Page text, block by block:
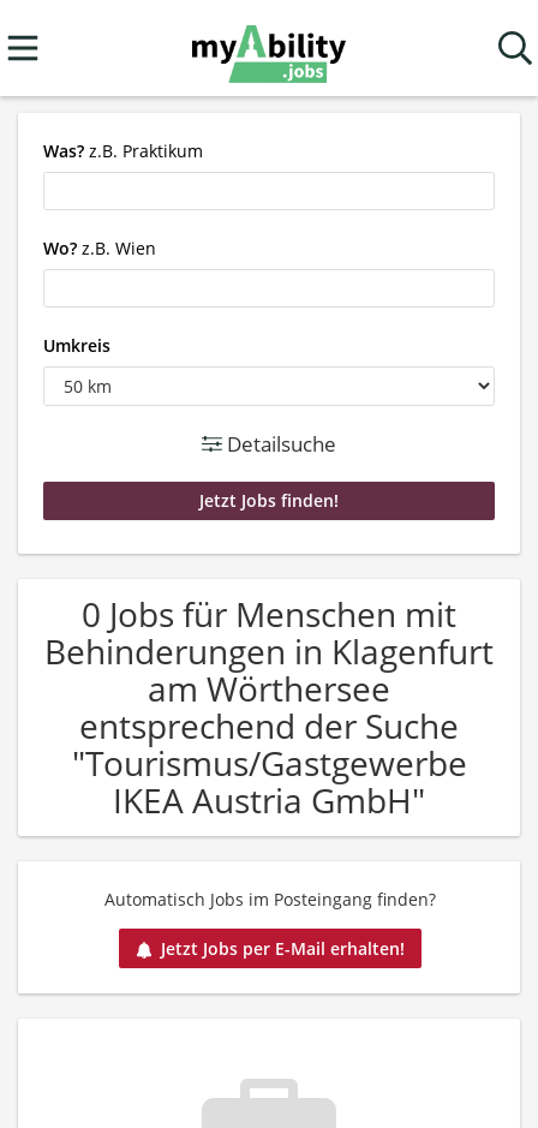
Was? z.B. Praktikum
Wo? z.B. Wien
Umkreis
Detailsuche
0 Jobs für Menschen mit
Behinderungen in Klagenfurt
am Wörthersee
entsprechend der Suche
"Tourismus/Gastgewerbe
IKEA Austria GmbH"
Automatisch Jobs im Posteingang finden?
Jetzt Jobs per E-Mail erhalten!